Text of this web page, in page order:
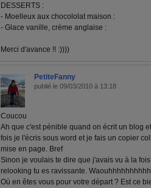
DESSERTS :
- Moelleux aux chocololat maison :
- Glace vanille, crème anglaise :
Merci d'avance !! :))))
PetiteFanny
publié le 09/03/2010 à 13:18
Coucou
Ah que c'est pénible quand on écrit un blog
fois je l'écris sous word et je fais un copier
mise en page. Bref
Sinon je voulais te dire que j'avais vu à la
relooking tu es ravissante.
Où en êtes vous pour votre départ ? Est ce